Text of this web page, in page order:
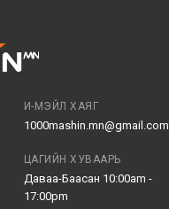
И-МЭЙЛ ХАЯГ
1000mashin.mn@gmail.com
ЦАГИЙН ХУВААРЬ
Даваа-Баасан 10:00am -
17:00pm